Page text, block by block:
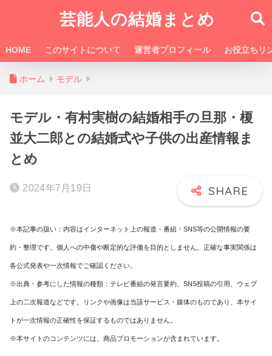
芸能人の結婚まとめ
HOME このサイトについて 運営者プロフィール お役立ちリ
ホーム モデル
モデル・有村実樹の結婚相手の旦那・榎
並大二郎との結婚式や子供の出産情報ま
とめ
2024年7月19日
※本記事の扱い：内容はインターネット上の報道・番組・SNS等の公開情報の要
約・整理です。個人への中傷や断定的な評価を目的としません。正確な事実関係は
各公式発表や一次情報でご確認ください。
※出典・参考にした情報の種類：テレビ番組の発言要約、SNS投稿の引用、ウェブ
上の二次報道などです。リンクや画像は当該サービス・媒体のものであり、本サイ
トが一次情報の正確性を保証するものではありません。
※本サイトのコンテンツには、商品プロモーションが含まれています。